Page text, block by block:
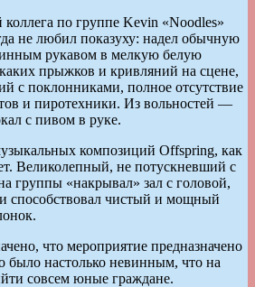
по группе Kevin «Noodles»
не любил показуху: надел обычную
рукавом в мелкую белую
прыжков и кривляний на сцене,
с поклонниками, полное отсутствие
и пиротехники. Из вольностей —
с пивом в руке.
композиций Offspring, как
Великолепный, не потускневший с
группы «накрывал» зал с головой,
способствовал чистый и мощный
что мероприятие предназначено
было настолько невинным, что на
совсем юные граждане.